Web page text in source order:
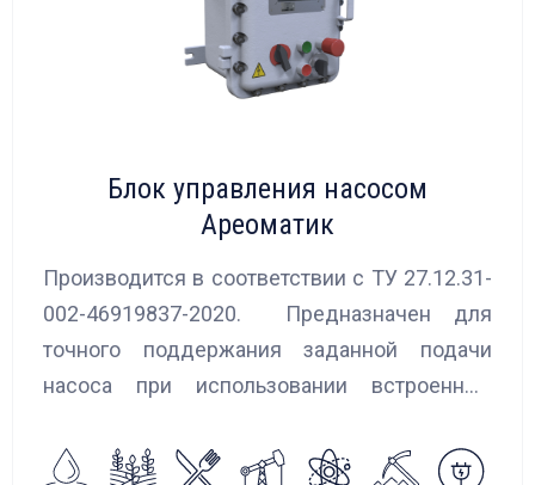
Блок управления насосом
Ареоматик
Производится в соответствии с ТУ 27.12.31-
002-46919837-2020. Предназначен для
точного поддержания заданной подачи
насоса при использовании встроенных
Блок управления Ареоматик совместим с